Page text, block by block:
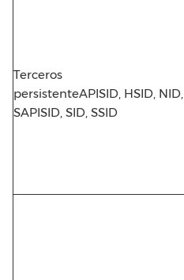
Terceros
persistenteAPISID, HSID, NID,
SAPISID, SID, SSID